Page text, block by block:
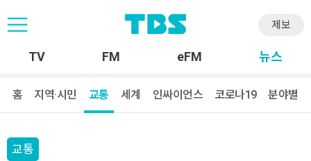
제보
TV FM eFM 뉴스
홈 지역·시민 교통 세계 인싸이언스 코로나19 분야별
교통